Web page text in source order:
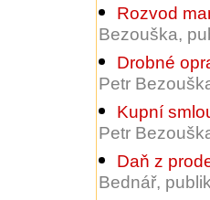
Rozvod
Bezouška,
Drobné
Petr
Kupní
Petr
Daň z
Bednář,